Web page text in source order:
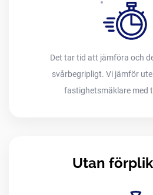
Det tar tid att jämföra och
svårbegripligt. Vi jämför
fastighetsmäklare med
Utan